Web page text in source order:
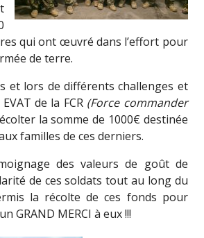
qui ont œuvré dans l’effort pour
de terre.
et lors de différents challenges et
de la FCR (Force commander
la somme de 1000€ destinée
familles de ces derniers.
des valeurs de goût de
de ces soldats tout au long du
la récolte de ces fonds pour
GRAND MERCI à eux !!!